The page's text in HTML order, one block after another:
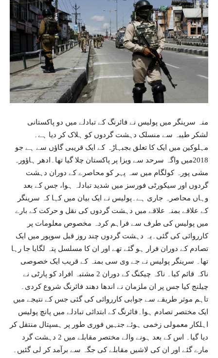
منہ سرینگر میں پولیس نے فائرنگ کے تبادلے میں دو پاکستانی
لشکر طیبہ سے منسلک دہشت گردوں کو ہلاک کر دیا ہے۔
مہلوکین میں ایک کا تعلق بجبہاڑہ کے ایک قریبی گاؤں سے ہے جو
2018میں واگہ سرحد سے ویزا پر پاکستان چلا گیا تھا۔ادھر ہاؤورہ
مشی پورہ کولگام میں سہ پہر کو محاصرے کے دوران دہشت
گردوں اور سیکورٹی فورسز میں شدید تبادلہ ہوا، جس کے بعد
وہاں محاصرہ جاری ہے۔پولیس نے ایک بیان میں کہا کہ سرینگر
کے علاقے بمنہ علاقے میں دہشت گردوں کی نقل و حرکت کے بارے
میں پولیس کی طرف سے فراہم کردہ مخصوص معلومات پر
کارروائی کی گئی۔یہ دہشت گردوں چند روز قبل سوپور میں ایک
تصادم کے دوران فرار ہو گئے تھے اور ان کا مسلسل پتہ لگایا جا رہا
تھا۔ سرینگر پولیس نے جے وی سی بمنہ کے قریب ایک خصوصی
ناکہ قائم کیا۔ ناکہ چیکنگ کے دوران 2 مشتبہ افراد کو پارٹی نے
چیلنج کیا جس پر ان ملزمان نے اندھا دھند فائرنگ شروع کردی۔
تاہم موثر طریقے سے جوابی کارروائی کی گئی جس کے نتیجے میں
ایک مختصر تصادم ہوا۔فائرنگ کے ابتدائی تبادلے میں پانچ پولیس
اہلکار معمولی زخمی ہوئے جنہیں فوری طور پر ہسپتال منتقل کر
دیا گیا۔ اس کے بعد ہونے والے مختصر مقابلے میں 2 دہشت گرد
مارے گئے اور ان کی لاشیں مقابلے کی جگہ سے برآمد کر لی گئیں۔